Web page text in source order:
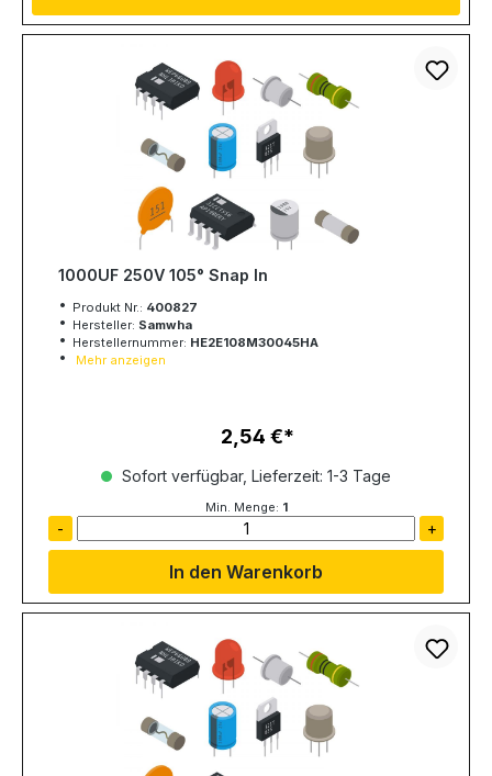
1000UF 250V 105° Snap In
Produkt Nr.: 400827
Hersteller: Samwha
Herstellernummer: HE2E108M30045HA
Mehr anzeigen
Regulärer Preis:
2,54 €
Sofort verfügbar, Lieferzeit: 1-3 Tage
Min. Menge: 1
- +
In den Warenkorb